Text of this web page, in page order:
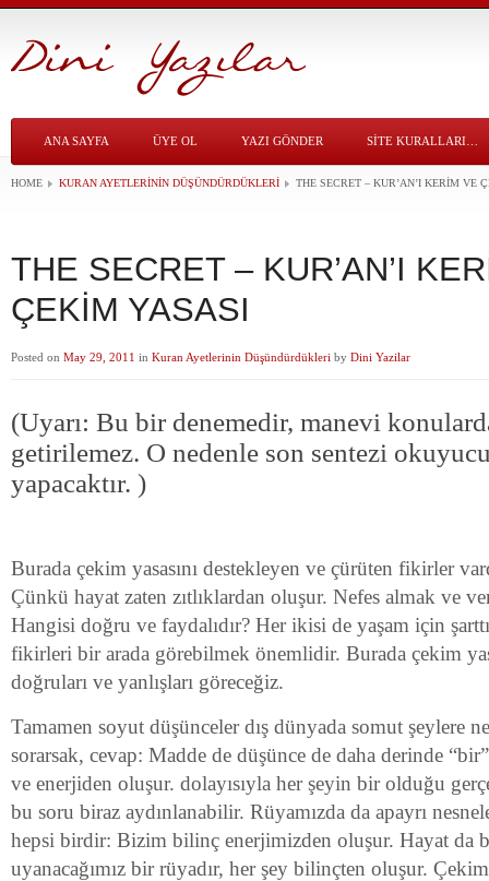
ANA SAYFA ÜYE OL YAZI GÖNDER SITE KURALLARI…
HOME KURAN AYETLERININ DÜŞÜNDÜRDÜKLERI THE SECRET – KUR’AN’I KERİM VE
THE SECRET – KUR’AN’I
ÇEKİM YASASI
Posted on May 29, 2011 in Kuran Ayetlerinin Düşündürdükleri by Dini Yazilar
(Uyarı: Bu bir denemedir, manevi
getirilemez. O nedenle son sentezi
yapacaktır. )
Burada çekim yasasını destekleyen ve çürüten fikirler
Çünkü hayat zaten zıtlıklardan oluşur. Nefes almak ve
Hangisi doğru ve faydalıdır? Her ikisi de yaşam için
fikirleri bir arada görebilmek önemlidir. Burada çekim
doğruları ve yanlışları göreceğiz.
Tamamen soyut düşünceler dış dünyada somut şeylere
sorarsak, cevap: Madde de düşünce de daha derinde
ve enerjiden oluşur. dolayısıyla her şeyin bir olduğu
bu soru biraz aydınlanabilir. Rüyamızda da apayrı
hepsi birdir: Bizim bilinç enerjimizden oluşur. Hayat da
uyanacağımız bir rüyadır, her şey bilinçten oluşur.